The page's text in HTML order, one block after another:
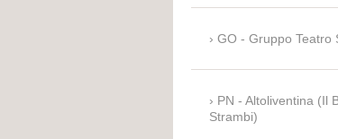
GO - Gruppo Teatro
PN - Altoliventina (Il
Strambi)